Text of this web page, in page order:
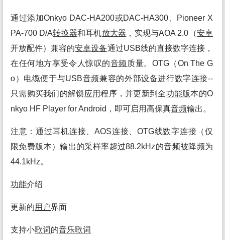
通过添加Onkyo DAC-HA200或DAC-HA300、Pioneer X
PA-700 D/A转换器和耳机放大器 ，实现与AOA 2.0（安卓
开放配件）兼容的安卓设备通过USB线的直接数字连接，
在任何地方享受令人惊叹的音频 质量。OTG（On The G
o）电缆便于与USB音频兼容的外部设备进行数字连接--
只需购买我们的解锁应用程序，并更新到全功能版本的O
nkyo HF Player for Android，即可启用高保真音频输出。
注意：通过耳机连接、AOS连接、OTG线数字连接（仅
限免费版本）输出的采样率超过88.2kHz的音频被降频为
44.1kHz。
功能介绍
更新的用户界面
支持小歌词的音乐歌词